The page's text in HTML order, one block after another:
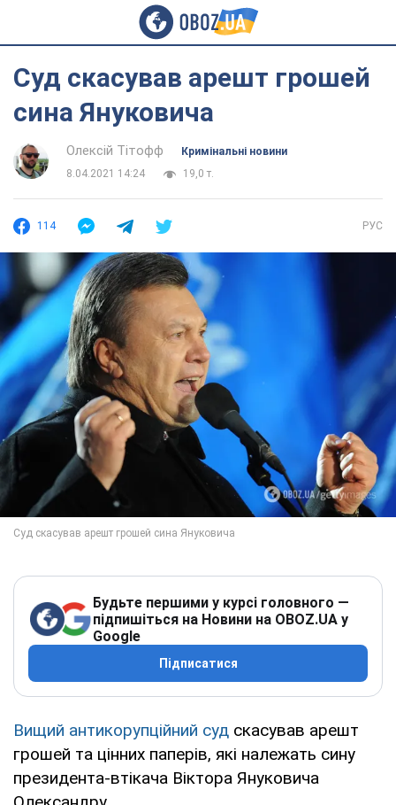
Суд скасував арешт грошей
сина Януковича
Олексій Тітофф
Кримінальні новини
8.04.2021 14:24
19,0 т.
114 РУС
Будьте першими у курсі головного —
підпишіться на Новини на OBOZ.UA у
Google
Підписатися
Вищий антикорупційний суд скасував арешт
грошей та цінних паперів, які належать сину
президента-втікача Віктора Януковича